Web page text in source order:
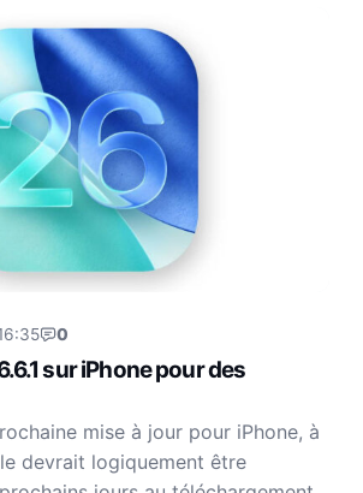
0
sur iPhone pour des
mise à jour pour iPhone, à
devrait logiquement être